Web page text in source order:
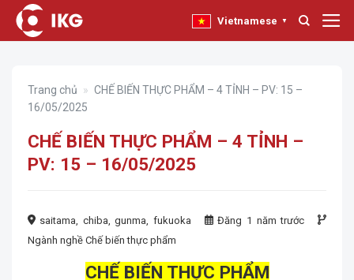
qua
Vietnamese ▼
Trang chủ » CHẾ BIẾN THỰC PHẨM – 4 TỈNH – PV: 15 –
16/05/2025
CHẾ BIẾN THỰC PHẨM – 4 TỈNH –
PV: 15 – 16/05/2025
saitama, chiba, gunma, fukuoka
Đăng 1 năm trước
Ngành nghề Chế biến thực phẩm
CHẾ BIẾN THỰC PHẨM